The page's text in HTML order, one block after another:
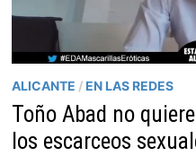
ALICANTE / EN LAS REDES
Toño Abad no
los escarceos